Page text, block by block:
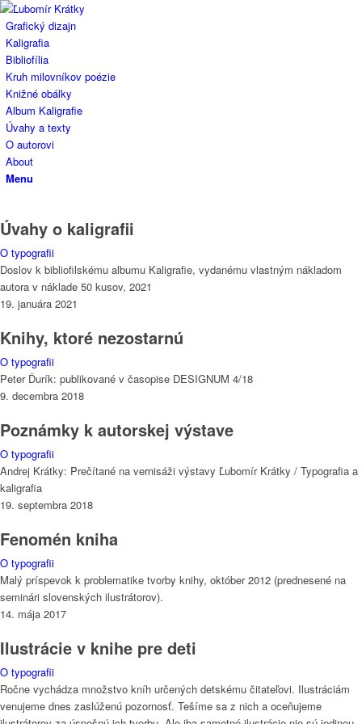
Grafický dizajn
Kaligrafia
Bibliofília
Kruh milovníkov poézie
Knižné obálky
Album Kaligrafie
Úvahy a texty
O autorovi
About
Menu
Úvahy o kaligrafii
O typografii
Doslov k bibliofilskému albumu Kaligrafie, vydanému vlastným nákladom
autora v náklade 50 kusov, 2021
19. januára 2021
Knihy, ktoré nezostarnú
O typografii
Peter Ďurík: publikované v časopise DESIGNUM 4/18
9. decembra 2018
Poznámky k autorskej výstave
O typografii
Andrej Krátky: Prečítané na vernisáži výstavy Ľubomír Krátky / Typografia a
kaligrafia
19. septembra 2018
Fenomén kniha
O typografii
Malý príspevok k problematike tvorby knihy, október 2012 (prednesené na
seminári slovenských ilustrátorov).
14. mája 2017
Ilustrácie v knihe pre deti
O typografii
Ročne vychádza množstvo kníh určených detskému čitateľovi. Ilustráciám
venujeme dnes zaslúženú pozornosť. Tešíme sa z nich a oceňujeme